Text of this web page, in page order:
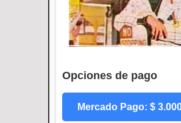
Opciones de pago
Mercado Pago: $